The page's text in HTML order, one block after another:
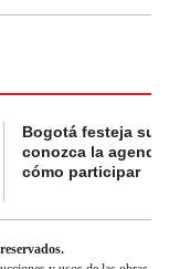
Bogotá festeja su
conozca la
cómo participar